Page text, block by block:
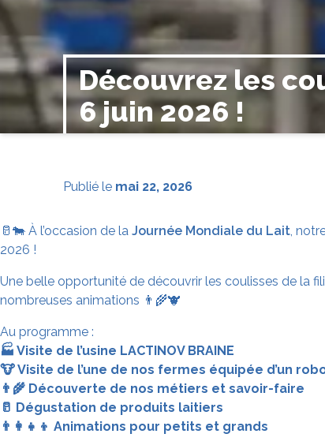
Découvrez les
6 juin 2026 !
Publié le mai 22, 2026
🥛🐄 À l’occasion de la Journée Mondiale du Lait ,
2026 !
Une belle opportunité de découvrir les coulisses de la
nombreuses animations 👨‍🌾🐮
Au programme :
🏭 Visite de l’usine LACTINOV BRAINE
🐮 Visite de l’une de nos fermes équipée d’un
👨‍🌾 Découverte de nos métiers et savoir-faire
🥛 Dégustation de produits laitiers
👨‍👩‍👧‍👦 Animations pour petits et grands